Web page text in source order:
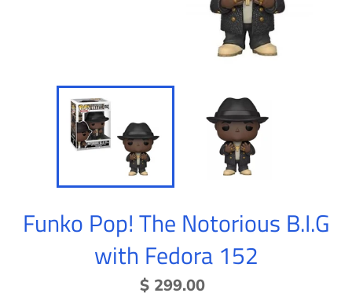
Funko Pop! The Notorious B.I.G
with Fedora 152
Precio
habitual
$ 299.00